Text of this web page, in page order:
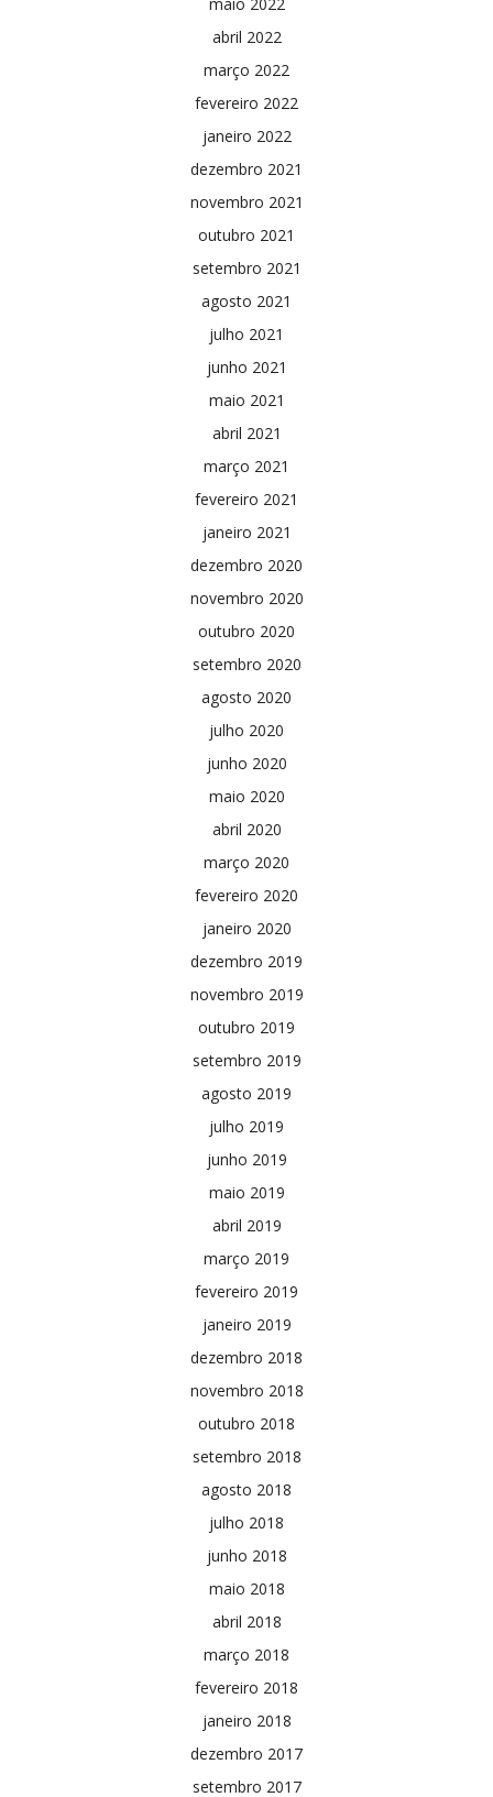
abril 2022
março 2022
fevereiro 2022
janeiro 2022
dezembro 2021
novembro 2021
outubro 2021
setembro 2021
agosto 2021
julho 2021
junho 2021
maio 2021
abril 2021
março 2021
fevereiro 2021
janeiro 2021
dezembro 2020
novembro 2020
outubro 2020
setembro 2020
agosto 2020
julho 2020
junho 2020
maio 2020
abril 2020
março 2020
fevereiro 2020
janeiro 2020
dezembro 2019
novembro 2019
outubro 2019
setembro 2019
agosto 2019
julho 2019
junho 2019
maio 2019
abril 2019
março 2019
fevereiro 2019
janeiro 2019
dezembro 2018
novembro 2018
outubro 2018
setembro 2018
agosto 2018
julho 2018
junho 2018
maio 2018
abril 2018
março 2018
fevereiro 2018
janeiro 2018
dezembro 2017
setembro 2017